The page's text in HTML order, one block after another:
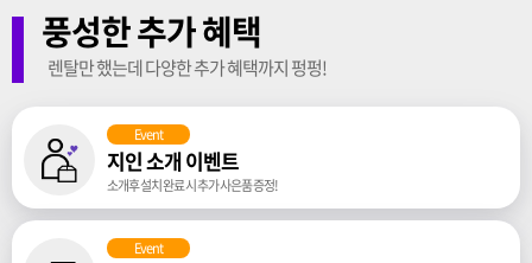
풍성한 추가 혜택
렌탈만 했는데 다양한 추가 혜택까지 펑펑!
Event
지인 소개 이벤트
소개후 설치 완료 시 추가 사은품 증정!
Event